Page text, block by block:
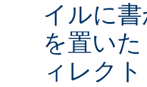
イルに
を置い
ィレク